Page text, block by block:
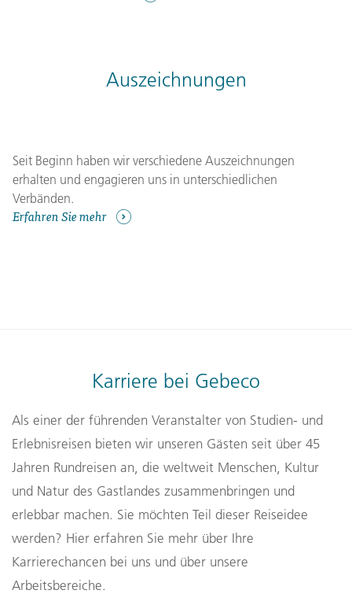
Auszeichnungen
Seit Beginn haben wir verschiedene Auszeichnungen
erhalten und engagieren uns in unterschiedlichen
Verbänden.
Erfahren Sie mehr
Karriere bei Gebeco
Als einer der führenden Veranstalter von Studien- und
Erlebnisreisen bieten wir unseren Gästen seit über 45
Jahren Rundreisen an, die weltweit Menschen, Kultur
und Natur des Gastlandes zusammenbringen und
erlebbar machen. Sie möchten Teil dieser Reiseidee
werden? Hier erfahren Sie mehr über Ihre
Karrierechancen bei uns und über unsere
Arbeitsbereiche.